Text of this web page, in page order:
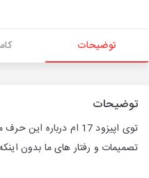
توضیحات
توضیحات
توی اپیزود 17 ام
تصمیمات و رفتار های ما بدون